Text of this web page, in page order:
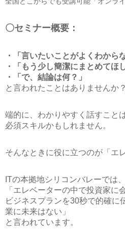
〇セミナー概要：
・「言いたいことがよくわから
・「もう少し簡潔にまとめてほ
・「で、結論は何？」
と言われたことはありませんか？
端的に、わかりやすく話すこと
必須スキルかもしれません。
そんなときに役に立つのが「エ
ITの本拠地シリコンバレーでは、
「エレベーターの中で投資家に
ビジネスプランを30秒で的確に
業に未来はない」
と言われています。